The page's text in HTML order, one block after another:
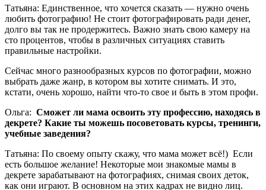
Татьяна: Единственное, что хочется сказать — нужно очень
любить фотографию! Не стоит фотографировать ради денег,
долго вы так не продержитесь. Важно знать свою камеру на
сто процентов, чтобы в различных ситуациях ставить
правильные настройки.
Сейчас много разнообразных курсов по фотографии, можно
выбрать даже жанр, в котором вы хотите снимать. И это,
кстати, очень хорошо, найти что-то свое и быть в этом профи.
Ольга: Сможет ли мама освоить эту профессию, находясь в
декрете? Какие ты можешь посоветовать курсы, тренинги,
учебные заведения?
Татьяна: По своему опыту скажу, что мама может всё!) Если
есть большое желание! Некоторые мои знакомые мамы в
декрете зарабатывают на фотографиях, снимая своих деток,
как они играют. В основном на этих кадрах не видно лиц.